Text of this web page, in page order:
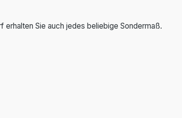
erhalten Sie auch jedes beliebige Sondermaß.